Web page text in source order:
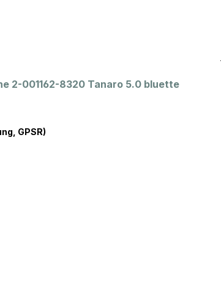
2-001162-8320 Tanaro 5.0 bluette
GPSR)